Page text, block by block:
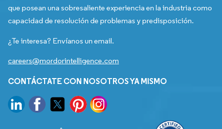
que posean una sobresaliente experiencia en la industria como
capacidad de resolución de problemas y predisposición.
¿Te interesa? Envíanos un email.
careers@mordorintelligence.com
CONTÁCTATE CON NOSOTROS YA MISMO